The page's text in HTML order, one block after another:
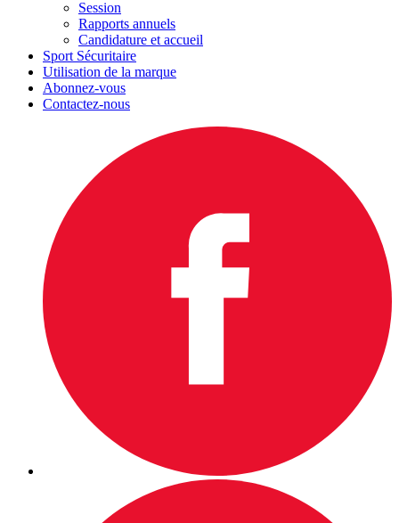
Session
Rapports annuels
Candidature et accueil
Sport Sécuritaire
Utilisation de la marque
Abonnez-vous
Contactez-nous